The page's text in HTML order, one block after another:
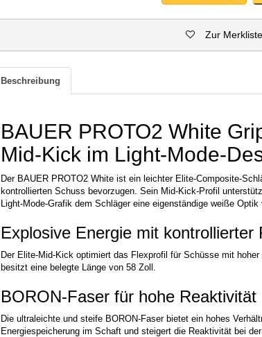
Zur
Beschreibung
BAUER PROTO2 White
Mid-Kick im Light-Mode-
Der BAUER PROTO2 White ist ein leichter Elite-Composite-
kontrollierten Schuss bevorzugen. Sein Mid-Kick-Profil
Light-Mode-Grafik dem Schläger eine eigenständige weiße Optik
Explosive Energie mit kontrollierter
Der Elite-Mid-Kick optimiert das Flexprofil für Schüsse mit
besitzt eine belegte Länge von 58 Zoll.
BORON-Faser für hohe Reaktivität
Die ultraleichte und steife BORON-Faser bietet ein hohes
Energiespeicherung im Schaft und steigert die Reaktivität bei